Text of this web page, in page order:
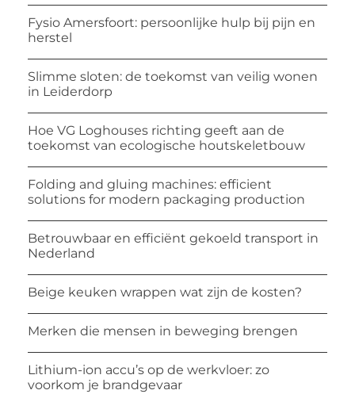
Fysio Amersfoort: persoonlijke hulp bij pijn en
herstel
Slimme sloten: de toekomst van veilig wonen
in Leiderdorp
Hoe VG Loghouses richting geeft aan de
toekomst van ecologische houtskeletbouw
Folding and gluing machines: efficient
solutions for modern packaging production
Betrouwbaar en efficiënt gekoeld transport in
Nederland
Beige keuken wrappen wat zijn de kosten?
Merken die mensen in beweging brengen
Lithium-ion accu’s op de werkvloer: zo
voorkom je brandgevaar